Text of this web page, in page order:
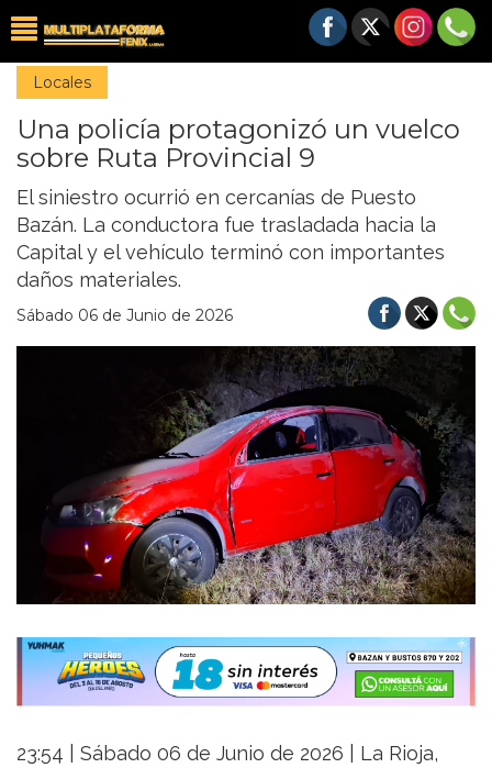
Locales
Una policía protagonizó un vuelco
sobre Ruta Provincial 9
El siniestro ocurrió en cercanías de Puesto
Bazán. La conductora fue trasladada hacia la
Capital y el vehículo terminó con importantes
daños materiales.
Sábado 06 de Junio de 2026
23:54 | Sábado 06 de Junio de 2026 | La Rioja,